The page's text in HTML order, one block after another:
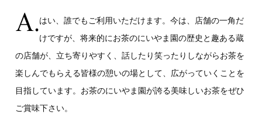
はい、誰でもご利用いただけます。今は、店舗の一角だ
けですが、将来的にお茶のにいやま園の歴史と趣ある蔵
の店舗が、立ち寄りやすく、話したり笑ったりしながらお茶を
楽しんでもらえる皆様の憩いの場として、広がっていくことを
目指しています。お茶のにいやま園が誇る美味しいお茶をぜひ
ご賞味下さい。